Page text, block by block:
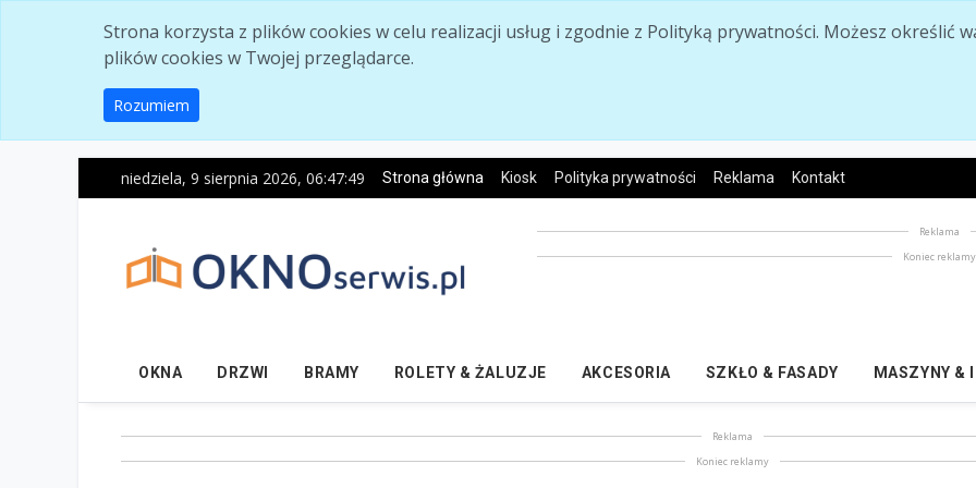
Strona korzysta z plików cookies w celu realizacji usług i zgodnie z Polityką prywatności. Możesz określić
plików cookies w Twojej przeglądarce.
Rozumiem
niedziela, 9 sierpnia 2026, 06:47:50 Strona główna Kiosk Polityka prywatności Reklama Kontakt
Reklama
Koniec reklamy
OKNA DRZWI BRAMY ROLETY & ŻALUZJE AKCESORIA SZKŁO & FASADY MASZYNY &
Reklama
Koniec reklamy